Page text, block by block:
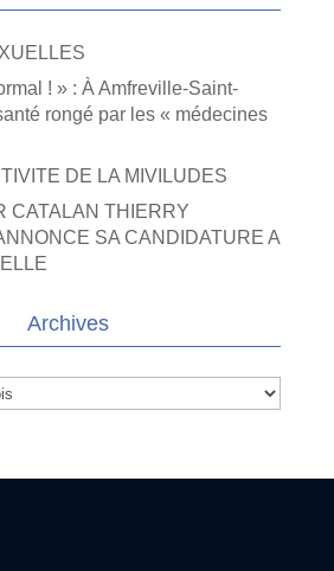
! » : À Amfreville-Saint-
rongé par les « médecines
DE LA MIVILUDES
CATALAN THIERRY
SA CANDIDATURE A
Archives